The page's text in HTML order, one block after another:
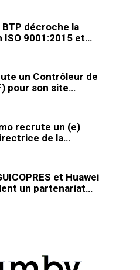
BTP décroche la
9001:2015 et…
un Contrôleur de
pour son site…
recrute un (e)
de la…
et Huawei
un partenariat…